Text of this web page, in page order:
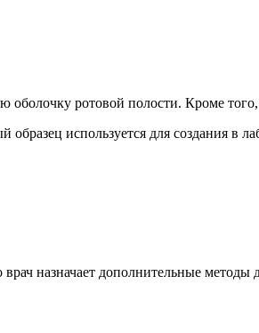
ротовой полости. Кроме
используется для создания в
назначает дополнительные